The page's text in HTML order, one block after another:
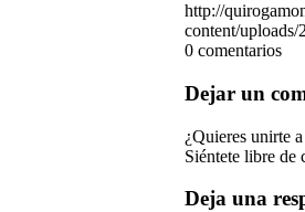
http://
content/
0 comentarios
Dejar un
¿Quieres unirte
Siéntete libre de
Deja una